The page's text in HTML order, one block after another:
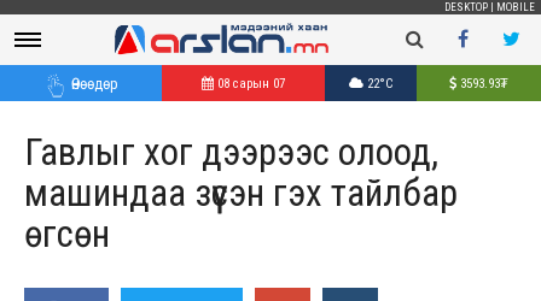
DESKTOP MOBILE
Өнөөдөр 08 сарын 07 22°C 3593.93₮
Гавлыг хог дээрээс олоод,
машиндаа зүүсэн гэх тайлбар
өгсөн